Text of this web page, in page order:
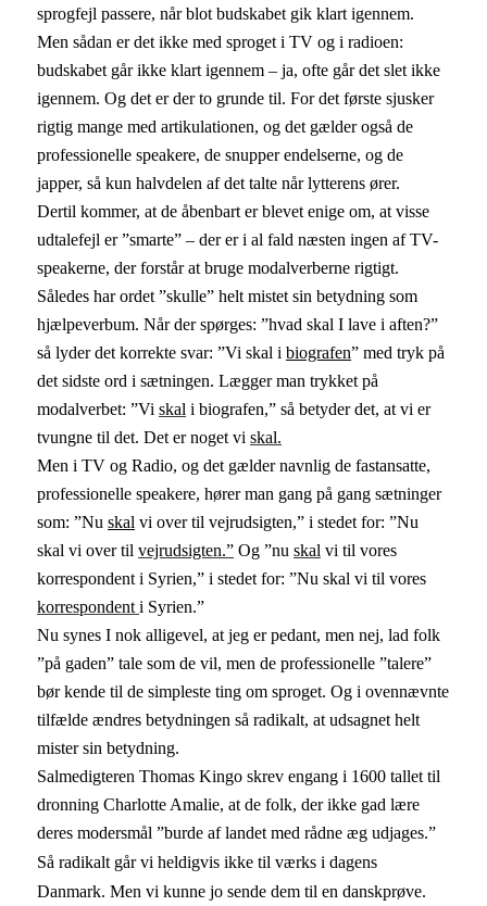
sprogfejl passere, når blot budskabet gik klart igennem.
Men sådan er det ikke med sproget i TV og i radioen:
budskabet går ikke klart igennem – ja, ofte går det slet ikke
igennem. Og det er der to grunde til. For det første sjusker
rigtig mange med artikulationen, og det gælder også de
professionelle speakere, de snupper endelserne, og de
japper, så kun halvdelen af det talte når lytterens ører.
Dertil kommer, at de åbenbart er blevet enige om, at visse
udtalefejl er ”smarte” – der er i al fald næsten ingen af TV-
speakerne, der forstår at bruge modalverberne rigtigt.
Således har ordet ”skulle” helt mistet sin betydning som
hjælpeverbum. Når der spørges: ”hvad skal I lave i aften?”
så lyder det korrekte svar: ”Vi skal ibiografen” med tryk på
det sidste ord i sætningen. Lægger man trykket på
modalverbet: ”Viskal i biografen,” så betyder det, at vi er
tvungne til det. Det er noget viskal.
Men i TV og Radio, og det gælder navnlig de fastansatte,
professionelle speakere, hører man gang på gang sætninger
som: ”Nuskal vi over til vejrudsigten,” i stedet for: ”Nu
skal vi over tilvejrudsigten.” Og ”nuskal vi til vores
korrespondent i Syrien,” i stedet for: ”Nu skal vi til vores
korrespondenti Syrien.”
Nu synes I nok alligevel, at jeg er pedant, men nej, lad folk
”på gaden” tale som de vil, men de professionelle ”talere”
bør kende til de simpleste ting om sproget. Og i ovennævnte
tilfælde ændres betydningen så radikalt, at udsagnet helt
mister sin betydning.
Salmedigteren Thomas Kingo skrev engang i 1600 tallet til
dronning Charlotte Amalie, at de folk, der ikke gad lære
deres modersmål ”burde af landet med rådne æg udjages.”
Så radikalt går vi heldigvis ikke til værks i dagens
Danmark. Men vi kunne jo sende dem til en danskprøve.